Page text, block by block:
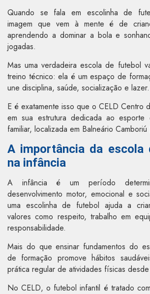
Quando se fala em escolinha de
imagem que vem à mente é de
aprendendo a dominar a bola e
jogadas.
Mas uma verdadeira escola de futebol
treino técnico: ela é um espaço de
une disciplina, saúde, socialização e lazer.
E é exatamente isso que o CELD Centro
em sua estrutura dedicada ao esporte
familiar, localizada em Balneário Camboriú
A importância da escola
na infância
A infância é um período
desenvolvimento motor, emocional e
uma escolinha de futebol ajuda a
valores como respeito, trabalho em
responsabilidade.
Mais do que ensinar fundamentos do
de formação promove hábitos
prática regular de atividades físicas
No CELD, o futebol infantil é tratado